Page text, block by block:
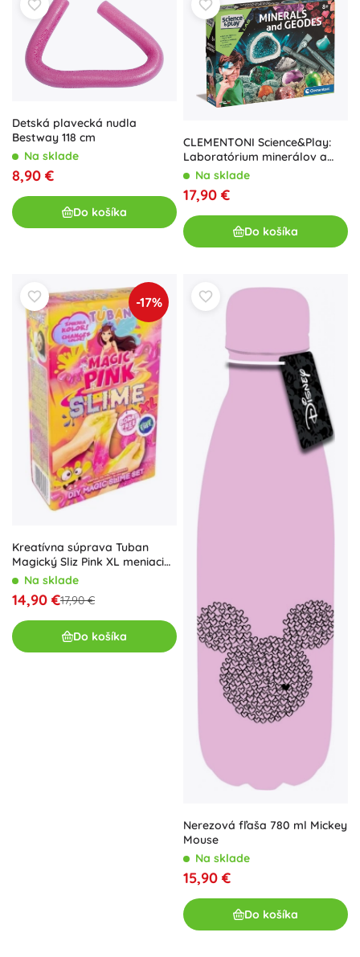
Detská plavecká nudla
Bestway 118 cm
Na sklade
8,90 €
Do košíka
CLEMENTONI Science&Play:
Laboratórium minerálov a
geódNa sklade
17,90 €
Do košíka
-17%
Kreatívna súprava Tuban
Magický Sliz Pink XL meniaci
farbuNa sklade
14,90 €17,90 €
Do košíka
Nerezová fľaša 780 ml Mickey
Mouse
Na sklade
15,90 €
Do košíka